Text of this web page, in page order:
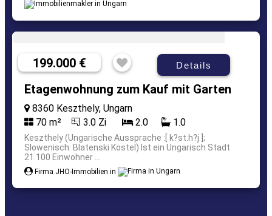
199.000 € Details
Etagenwohnung zum Kauf mit Garten
8360 Keszthely, Ungarn
70 m²
3.0 Zi 2.0 1.0
Keszthely (Ungarische Aussprache :[ k?st.h?j ];
Slowenisch: Blatenski Kostel) Ist ein Ungarisch Stadt
21.100 Einwohner ...
Firma JHO-Immobilien in